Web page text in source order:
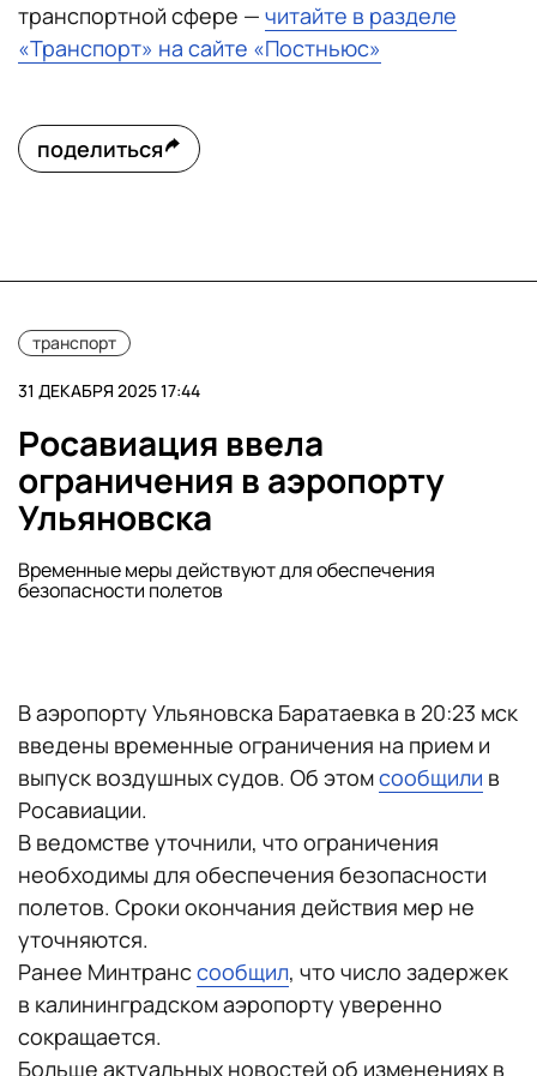
транспортной сфере — читайте в разделе
«Транспорт» на сайте «Постньюс»
поделиться
транспорт
31 ДЕКАБРЯ 2025 17:44
Росавиация ввела
ограничения в аэропорту
Ульяновска
Временные меры действуют для обеспечения
безопасности полетов
В аэропорту Ульяновска Баратаевка в 20:23 мск
введены временные ограничения на прием и
выпуск воздушных судов. Об этомсообщили в
Росавиации.
В ведомстве уточнили, что ограничения
необходимы для обеспечения безопасности
полетов. Сроки окончания действия мер не
уточняются.
Ранее Минтранссообщил, что число задержек
в калининградском аэропорту уверенно
сокращается.
Больше актуальных новостей об изменениях в